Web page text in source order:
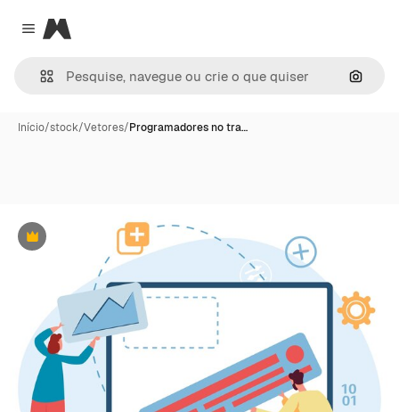
Close menu
Magnific
Início/stock/Vetores/Programadores no tra…
Premium